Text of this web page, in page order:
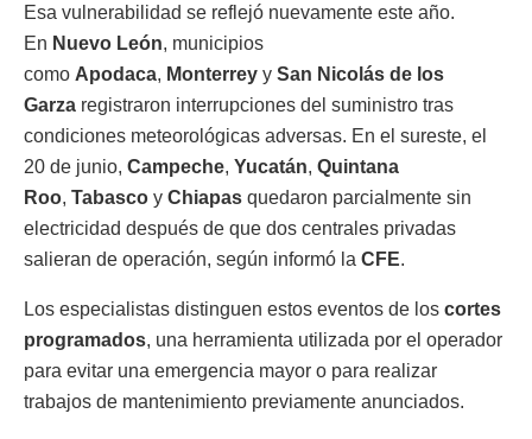
Esa vulnerabilidad se reflejó nuevamente este año.
En Nuevo León, municipios
como Apodaca, Monterrey y San Nicolás de los
Garza registraron interrupciones del suministro tras
condiciones meteorológicas adversas. En el sureste, el
20 de junio, Campeche, Yucatán, Quintana
Roo, Tabasco y Chiapas quedaron parcialmente sin
electricidad después de que dos centrales privadas
salieran de operación, según informó la CFE.
Los especialistas distinguen estos eventos de los cortes
programados, una herramienta utilizada por el operador
para evitar una emergencia mayor o para realizar
trabajos de mantenimiento previamente anunciados.